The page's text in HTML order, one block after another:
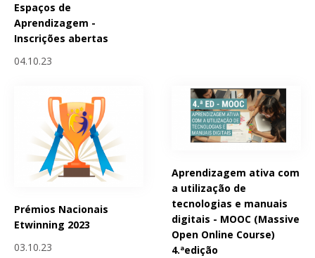
Espaços de
Aprendizagem -
Inscrições abertas
04.10.23
Prémios Nacionais
Etwinning 2023
03.10.23
Aprendizagem ativa com
a utilização de
tecnologias e manuais
digitais - MOOC (Massive
Open Online Course)
4.ªedição